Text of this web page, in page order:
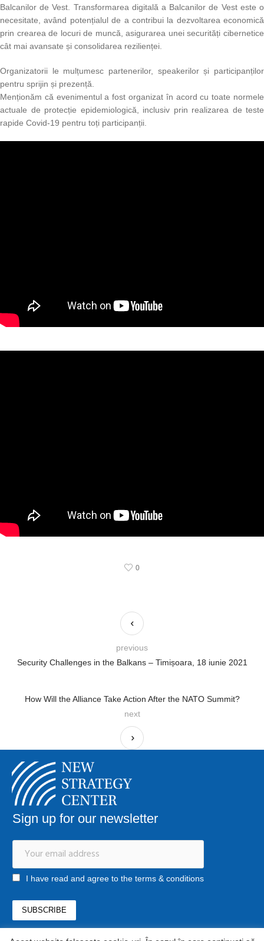
Balcanilor de Vest. Transformarea digitală a Balcanilor de Vest este o
necesitate, având potențialul de a contribui la dezvoltarea economică
prin crearea de locuri de muncă, asigurarea unei securități cibernetice
cât mai avansate și consolidarea rezilienței.
Organizatorii le mulțumesc partenerilor, speakerilor și participanților
pentru sprijin și prezență.
Menționăm că evenimentul a fost organizat în acord cu toate normele
actuale de protecție epidemiologică, inclusiv prin realizarea de teste
rapide Covid-19 pentru toți participanții.
0
Security Challenges in the Balkans – Timișoara, 18 iunie 2021
previous
How Will the Alliance Take Action After the NATO Summit?
next
Sign up for our newsletter
I have read and agree to the terms & conditions